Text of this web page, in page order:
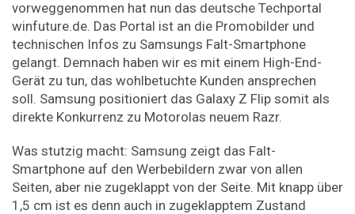
vorweggenommen hat nun das deutsche Techportal
winfuture.de. Das Portal ist an die Promobilder und
technischen Infos zu Samsungs Falt-Smartphone
gelangt. Demnach haben wir es mit einem High-End-
Gerät zu tun, das wohlbetuchte Kunden ansprechen
soll. Samsung positioniert das Galaxy Z Flip somit als
direkte Konkurrenz zu Motorolas neuem Razr.
Was stutzig macht: Samsung zeigt das Falt-
Smartphone auf den Werbebildern zwar von allen
Seiten, aber nie zugeklappt von der Seite. Mit knapp über
1,5 cm ist es denn auch in zugeklapptem Zustand